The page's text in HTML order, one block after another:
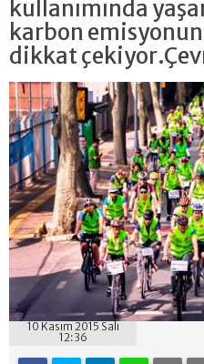
kullanımında
karbon
dikkat
10 Kasım 2015 Salı
12:36